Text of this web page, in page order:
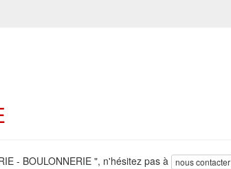
- BOULONNERIE ", n'hésitez pas à nous contacter